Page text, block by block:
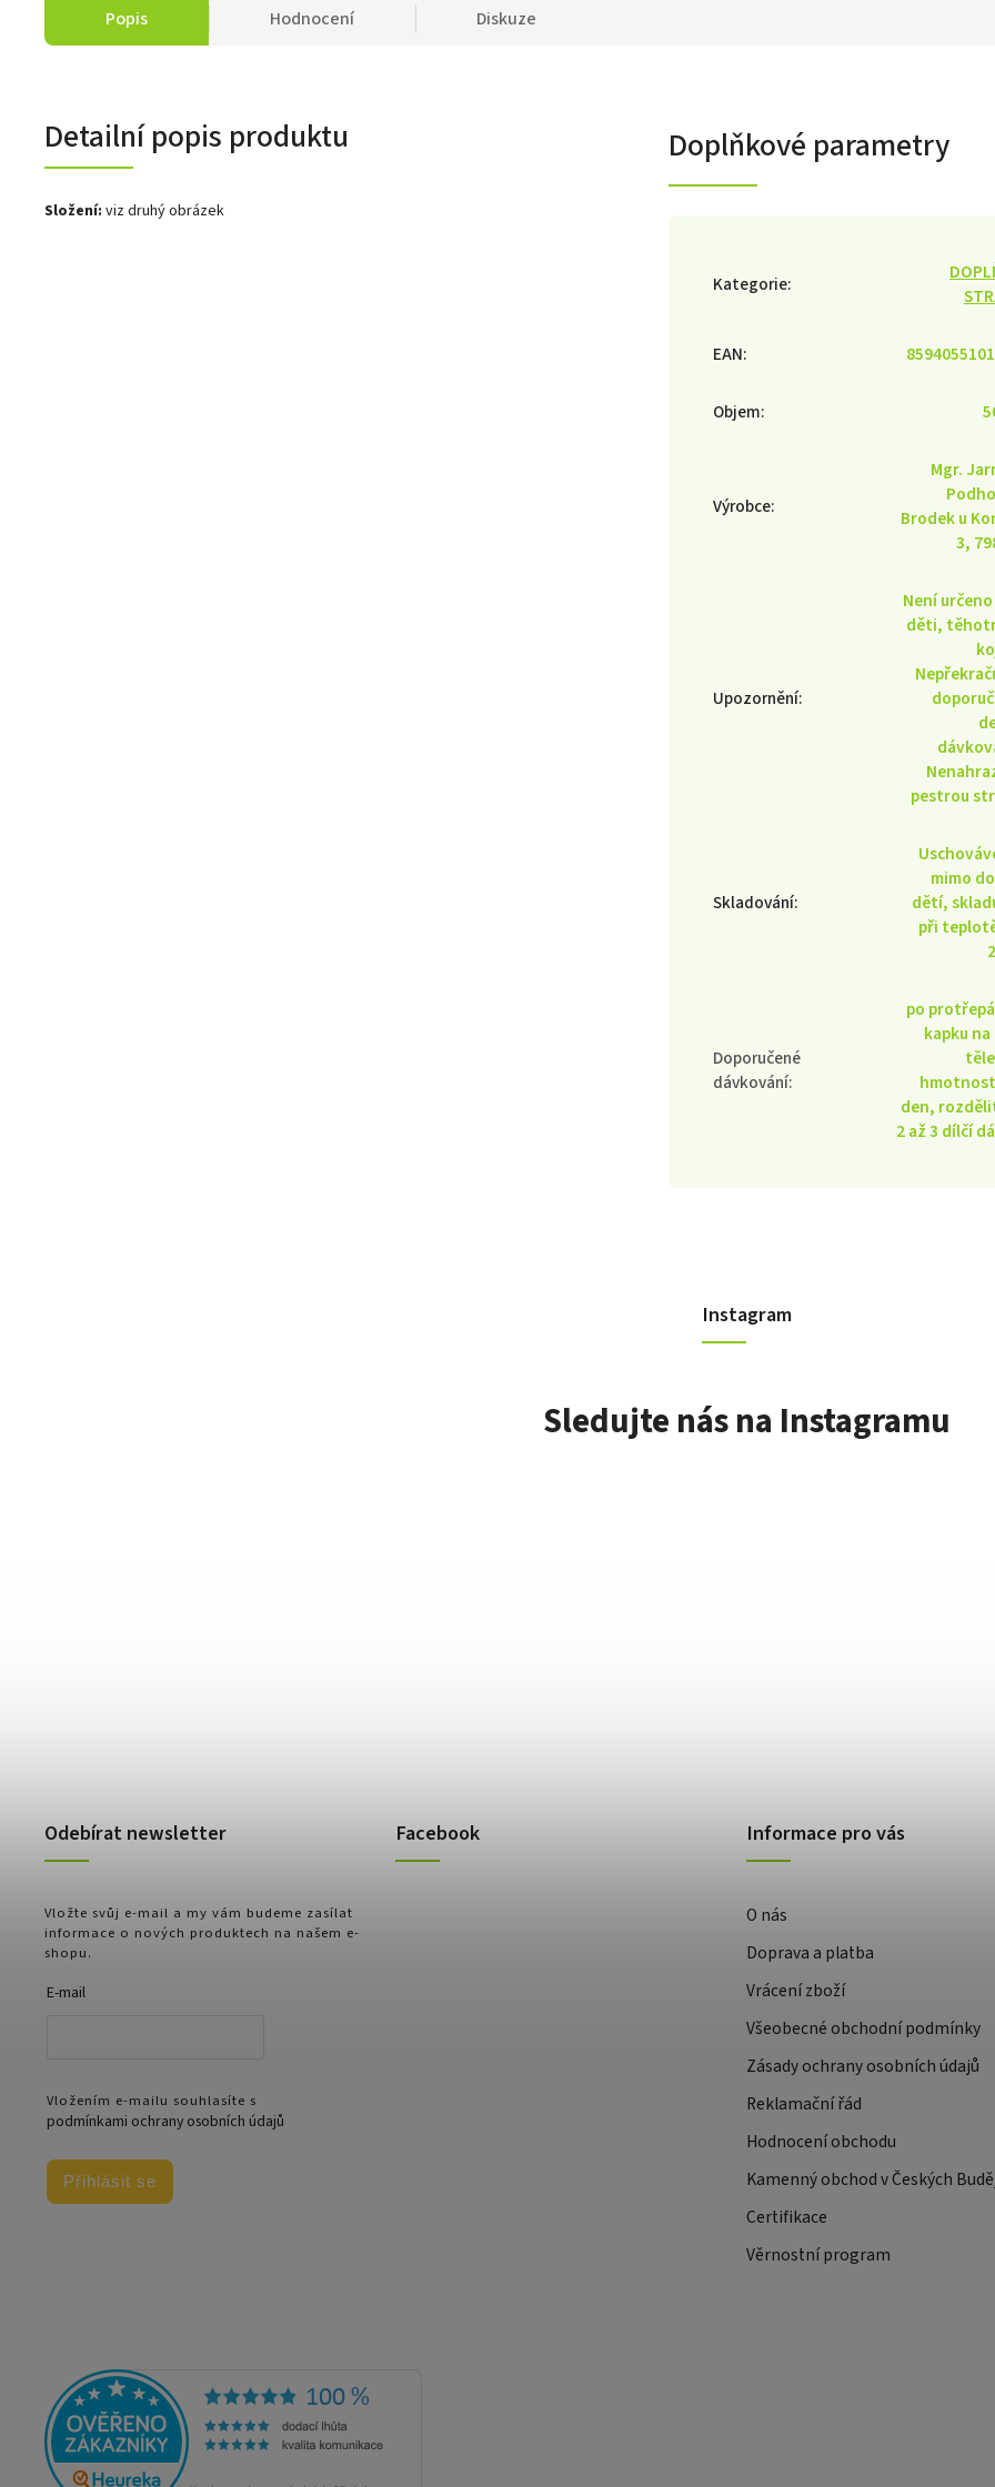
Popis Hodnocení Diskuze
Detailní popis produktu
Složení: viz druhý obrázek
Doplňkové parametry
Kategorie:
EAN:
Objem:
Výrobce:
Mgr.
Brodek u
3,
Upozornění:
Není
děti,
pestrou
Skladování:
mimo
dětí,
při
Doporučené
dávkování:
po
kapku na
den,
2 až 3 dílčí
Instagram
Sledujte nás na Instagramu
Odebírat newsletter
Vložte svůj e-mail a my vám budeme zasílat
informace o nových produktech na našem e-
shopu.
E-mail
Vložením e-mailu souhlasíte s
podmínkami ochrany osobních údajů
Přihlásit se
Facebook Informace pro vás
O nás
Doprava a platba
Vrácení zboží
Všeobecné obchodní podmínky
Zásady ochrany osobních údajů
Reklamační řád
Hodnocení obchodu
Kamenný obchod v Českých
Certifikace
Věrnostní program